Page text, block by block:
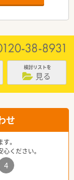
検討リストを
見る
せ
。
ください。
4